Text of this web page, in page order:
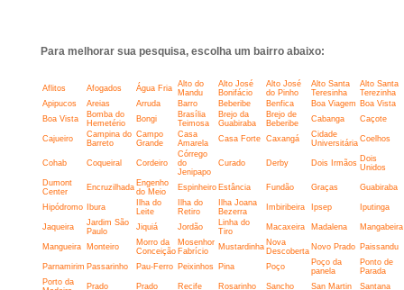
Para melhorar sua pesquisa, escolha um bairro abaixo:
Aflitos Afogados Água Fria
Alto do
Mandu
Alto José
Bonifácio
Alto José
do Pinho
Alto Santa
Teresinha
Alto Santa
Terezinha
Apipucos
Areias Arruda Barro Beberibe Benfica Boa Viagem Boa Vista
Boa Vista
Bomba do
Hemetério
Bongi
Brasília
Teimosa
Brejo da
Guabiraba
Brejo de
Beberibe
Cabanga Caçote
Cajueiro
Campina do
Barreto
Campo
Grande
Casa
Amarela
Casa Forte Caxangá
Cidade
Universitária Coelhos
Cohab Coqueiral Cordeiro
Córrego
do
Jenipapo
Curado Derby Dois Irmãos Dois
Unidos
Dumont
Center
Encruzilhada Engenho
do Meio
Espinheiro Estância Fundão Graças Guabiraba
Hipódromo Ibura
Ilha do
Leite
Ilha do
Retiro
Ilha Joana
Bezerra
Imbiribeira Ipsep Iputinga
Jaqueira
Jardim São
Paulo
Jiquiá Jordão
Linha do
Tiro
Macaxeira Madalena Mangabeira
Mangueira Monteiro
Morro da
Conceição
Mosenhor
Fabrício
Mustardinha Nova
Descoberta Novo Prado Paissandu
Parnamirim Passarinho Pau-Ferro Peixinhos Pina Poço
Poço da
panela
Ponto de
Parada
Porto da
Prado Prado Recife Rosarinho Sancho San Martin Santana